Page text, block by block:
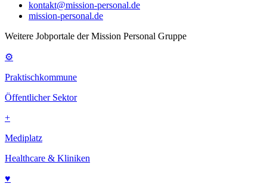
kontakt@mission-personal.de
mission-personal.de
Weitere Jobportale der Mission Personal Gruppe
⚙
Praktischkommune
Öffentlicher Sektor
+
Mediplatz
Healthcare & Kliniken
♥